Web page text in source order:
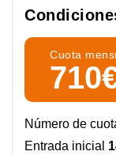
Cuota
Número de
Entrada inicial